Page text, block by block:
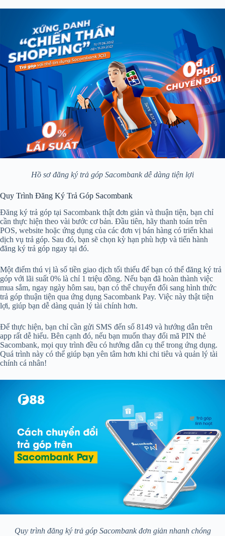
Hồ sơ đăng ký trả góp Sacombank dễ dàng tiện lợi
Quy Trình Đăng Ký Trả Góp Sacombank
Đăng ký trả góp tại Sacombank thật đơn giản và thuận tiện, bạn chỉ
cần thực hiện theo vài bước cơ bản. Đầu tiên, hãy thanh toán trên
POS, website hoặc ứng dụng của các đơn vị bán hàng có triển khai
dịch vụ trả góp. Sau đó, bạn sẽ chọn kỳ hạn phù hợp và tiến hành
đăng ký trả góp ngay tại đó.
Một điểm thú vị là số tiền giao dịch tối thiểu để bạn có thể đăng ký trả
góp với lãi suất 0% là chỉ 1 triệu đồng. Nếu bạn đã hoàn thành việc
mua sắm, ngay ngày hôm sau, bạn có thể chuyển đổi sang hình thức
trả góp thuận tiện qua ứng dụng Sacombank Pay. Việc này thật tiện
lợi, giúp bạn dễ dàng quản lý tài chính hơn.
Để thực hiện, bạn chỉ cần gửi SMS đến số 8149 và hướng dẫn trên
app rất dễ hiểu. Bên cạnh đó, nếu bạn muốn thay đổi mã PIN thẻ
Sacombank, mọi quy trình đều có hướng dẫn cụ thể trong ứng dụng.
Quá trình này có thể giúp bạn yên tâm hơn khi chi tiêu và quản lý tài
chính cá nhân!
Quy trình đăng ký trả góp Sacombank đơn giản nhanh chóng